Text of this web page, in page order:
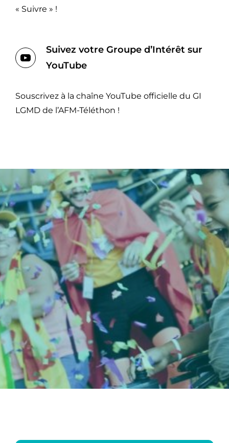
« Suivre » !
Suivez votre Groupe d’Intérêt sur
YouTube
Souscrivez à la chaîne YouTube officielle du GI
LGMD de l’AFM-Téléthon !